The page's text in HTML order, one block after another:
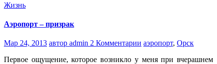
Жизнь
Аэропорт – призрак
Мар 24, 2013 автор admin 2 Комментарии аэропорт, Орск
Первое ощущение, которое возникло у меня при вчерашнем